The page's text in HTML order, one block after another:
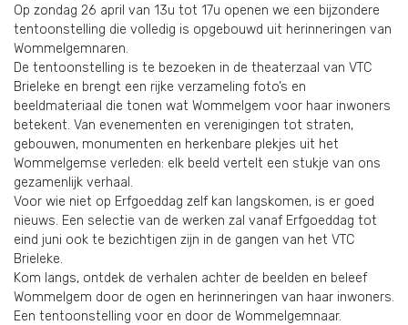
Op zondag 26 april van 13u tot 17u openen we een bijzondere
tentoonstelling die volledig is opgebouwd uit herinneringen van
Wommelgemnaren.
De tentoonstelling is te bezoeken in de theaterzaal van VTC
Brieleke en brengt een rijke verzameling foto’s en
beeldmateriaal die tonen wat Wommelgem voor haar inwoners
betekent. Van evenementen en verenigingen tot straten,
gebouwen, monumenten en herkenbare plekjes uit het
Wommelgemse verleden: elk beeld vertelt een stukje van ons
gezamenlijk verhaal.
Voor wie niet op Erfgoeddag zelf kan langskomen, is er goed
nieuws. Een selectie van de werken zal vanaf Erfgoeddag tot
eind juni ook te bezichtigen zijn in de gangen van het VTC
Brieleke.
Kom langs, ontdek de verhalen achter de beelden en beleef
Wommelgem door de ogen en herinneringen van haar inwoners.
Een tentoonstelling voor en door de Wommelgemnaar.